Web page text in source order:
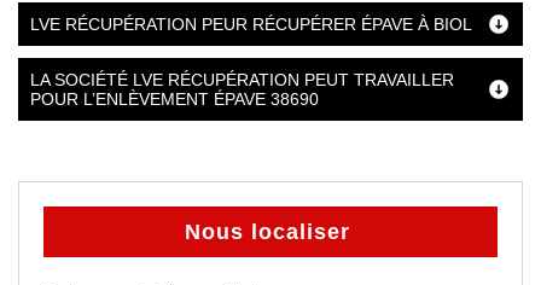
LVE RÉCUPÉRATION PEUR RÉCUPÉRER ÉPAVE À BIOL
LA SOCIÉTÉ LVE RÉCUPÉRATION PEUT TRAVAILLER
POUR L’ENLÈVEMENT ÉPAVE 38690
Nous localiser